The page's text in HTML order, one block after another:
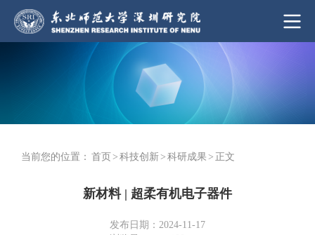
当前您的位置： 首页> 科技创新> 科研成果 > 正文
新材料 | 超柔有机电子器件
发布日期：2024-11-17